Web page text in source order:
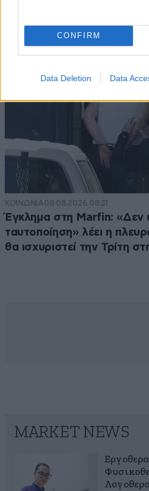
CONFIRM
Data Deletion Data
ΚΟΙΝΩΝΙΑ08·08·2026 08:31
Έγκλημα στη Marfin: «Δεν
ταυτοποίηση» λέει η
θα ισχυριστεί την Τρίτη
MARKET NEWS